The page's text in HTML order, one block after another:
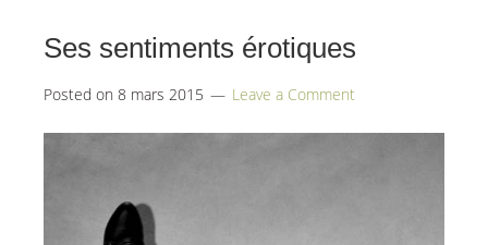
Ses sentiments érotiques
Posted on 8 mars 2015 Leave a Comment